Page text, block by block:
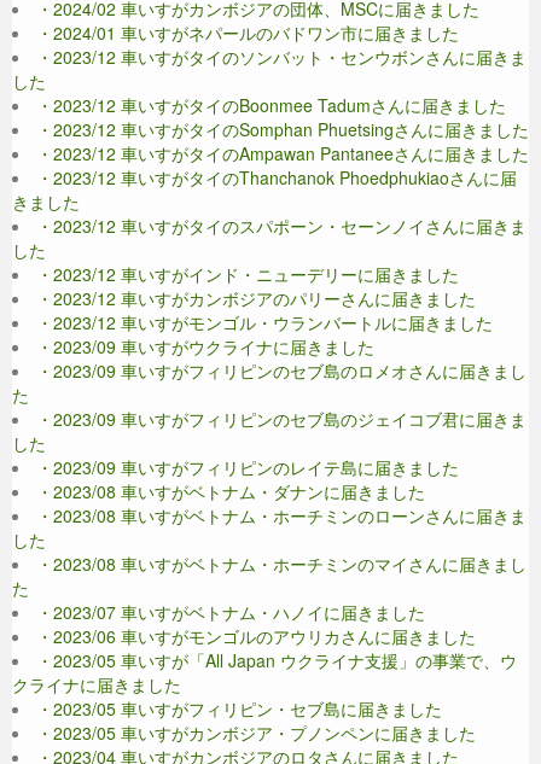
・2024/02 車いすがカンボジアの団体、MSCに届きました
・2024/01 車いすがネパールのバドワン市に届きました
・2023/12 車いすがタイのソンバット・センウボンさんに届きま
した
・2023/12 車いすがタイのBoonmee Tadumさんに届きました
・2023/12 車いすがタイのSomphan Phuetsingさんに届きました
・2023/12 車いすがタイのAmpawan Pantaneeさんに届きました
・2023/12 車いすがタイのThanchanok Phoedphukiaoさんに届
きました
・2023/12 車いすがタイのスパポーン・セーンノイさんに届きま
した
・2023/12 車いすがインド・ニューデリーに届きました
・2023/12 車いすがカンボジアのパリーさんに届きました
・2023/12 車いすがモンゴル・ウランバートルに届きました
・2023/09 車いすがウクライナに届きました
・2023/09 車いすがフィリピンのセブ島のロメオさんに届きまし
た
・2023/09 車いすがフィリピンのセブ島のジェイコブ君に届きま
した
・2023/09 車いすがフィリピンのレイテ島に届きました
・2023/08 車いすがベトナム・ダナンに届きました
・2023/08 車いすがベトナム・ホーチミンのローンさんに届きま
した
・2023/08 車いすがベトナム・ホーチミンのマイさんに届きまし
た
・2023/07 車いすがベトナム・ハノイに届きました
・2023/06 車いすがモンゴルのアウリカさんに届きました
・2023/05 車いすが「All Japan ウクライナ支援」の事業で、ウ
クライナに届きました
・2023/05 車いすがフィリピン・セブ島に届きました
・2023/05 車いすがカンボジア・プノンペンに届きました
・2023/04 車いすがカンボジアのロタさんに届きました